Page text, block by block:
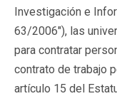
Investigación e
63/2006"), las
para contratar
contrato de trabajo
artículo 15 del